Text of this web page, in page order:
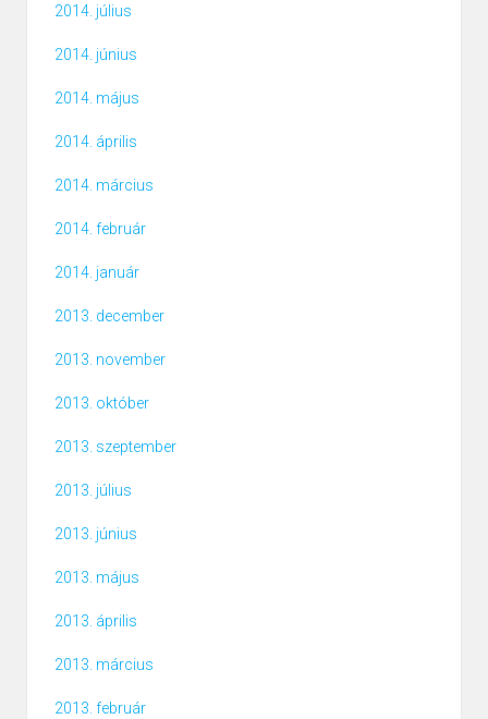
2014. július
2014. június
2014. május
2014. április
2014. március
2014. február
2014. január
2013. december
2013. november
2013. október
2013. szeptember
2013. július
2013. június
2013. május
2013. április
2013. március
2013. február